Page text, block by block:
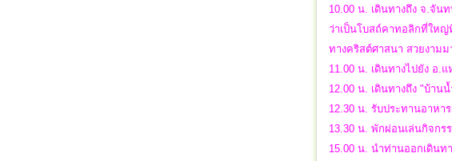
10.00 น. เดินทางถึง จ.จั
ว่าเป็นโบสถ์คาทอลิกที่ใหญ่
ทางคริสต์ศาสนา สวยงามม
11.00 น. เดินทางไปยัง อ.
12.00 น. เดินทางถึง "บ้าน
12.30 น. รับประทานอาหา
13.30 น. พักผ่อนเล่นกิจกร
15.00 น. นำท่านออกเดินท